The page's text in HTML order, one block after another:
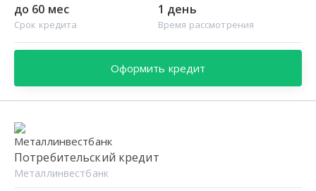
до 60 мес
Срок кредита
1 день
Время рассмотрения
Оформить кредит
Потребительский кредит
Металлинвестбанк